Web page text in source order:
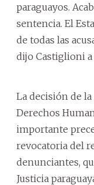
paraguayos.
sentencia. El
de todas las
dijo Castiglioni
La decisión de
Derechos
importante
revocatoria del
denunciantes,
Justicia